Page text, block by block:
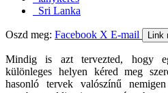
Sri Lanka
Oszd meg: Facebook X E-mail
Mindig is azt tervezted, hogy
különleges helyen kéred meg
hasonló tervek valószínű